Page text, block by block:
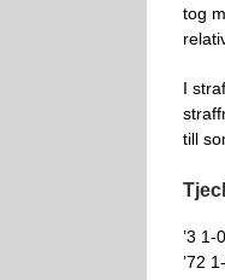
tog
I
till
’3 1-
’72